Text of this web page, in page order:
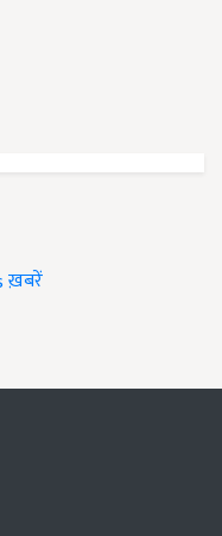
ख़बरें